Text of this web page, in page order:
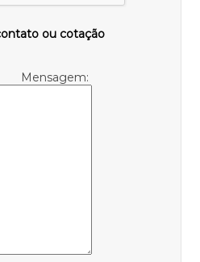
ou cotação
Mensagem: